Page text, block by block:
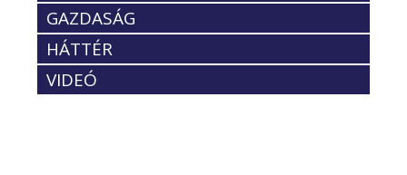
GAZDASÁG
HÁTTÉR
VIDEÓ